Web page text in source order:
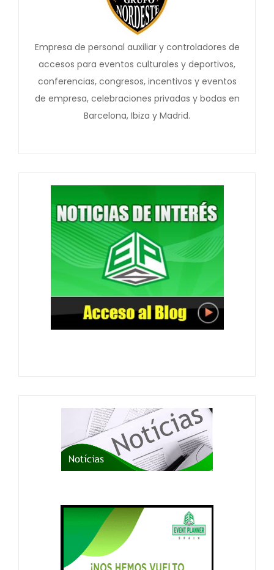
Empresa de personal auxiliar y controladores de
accesos para eventos culturales y deportivos,
conferencias, congresos, incentivos y eventos
de empresa, celebraciones privadas y bodas en
Barcelona, Ibiza y Madrid.